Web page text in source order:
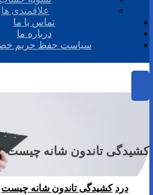
علاقمندی ها
تماس با ما
درباره ما
سیاست حفظ حریم
کشیدگی تاندون شانه چیست
درد کشیدگی تاندون شانه چیست